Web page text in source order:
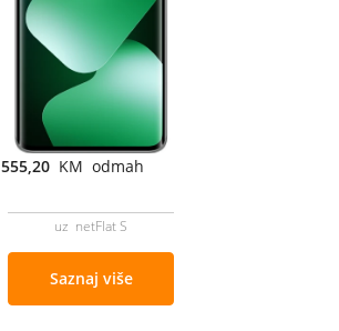
555,20 KM odmah
uz netFlat S
Saznaj više